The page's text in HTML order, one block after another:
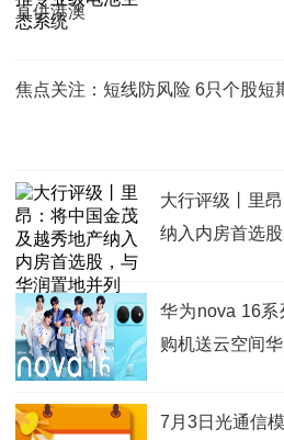
直供港澳
焦点关注：短线防风险 6只个股短
大行评级丨里
纳入内房首选
华为nova 16系
购机送云空间
7月3日光通信